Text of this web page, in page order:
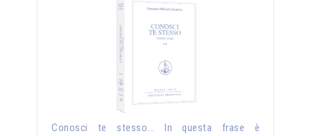
Conosci te stesso... In questa frase è